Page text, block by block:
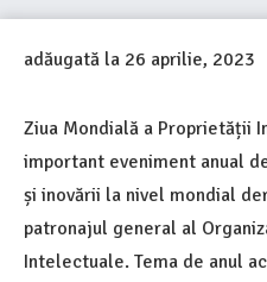
adăugată la 26 aprilie, 2023
Ziua Mondială a Proprietății
important eveniment anual
și inovării la nivel mondial
patronajul general al
Intelectuale. Tema de anul